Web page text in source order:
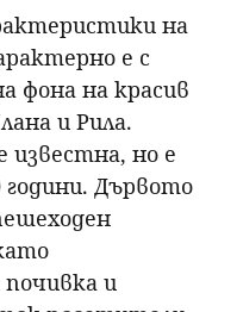
на
е с
фона на красив
и Рила.
известна, но е
години. Дървото
и